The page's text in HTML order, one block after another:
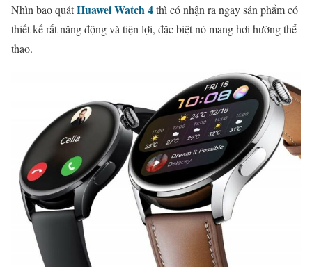
Nhìn bao quátHuawei Watch 4thì có nhận ra ngay sản phẩm có
thiết kế rất năng động và tiện lợi, đặc biệt nó mang hơi hướng thể
thao.